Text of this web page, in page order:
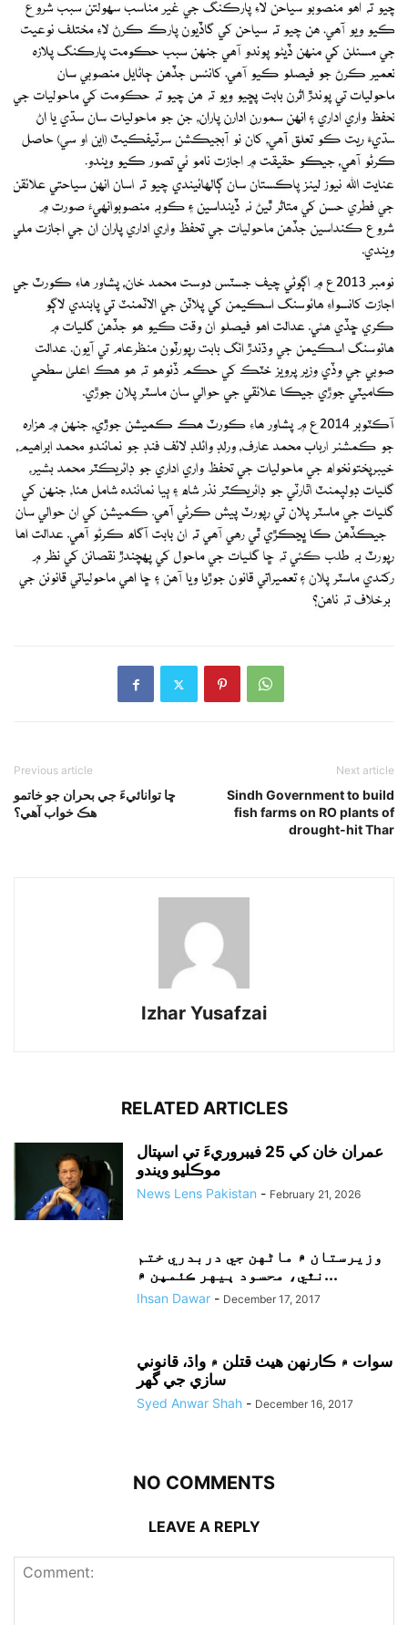
Previous article
ڇا توانائيءَ جي بحران جو خاتمو
هڪ خواب آهي؟
Next article
Sindh Government to build
fish farms on RO plants of
drought-hit Thar
Izhar Yusafzai
RELATED ARTICLES
عمران خان کي 25 فيبروريءَ تي اسپتال
موڪليو ويندو
News Lens Pakistan - February 21, 2026
وزيرستان ۾ ماڻهن جي دربدري ختم
نٿي، محسود ٻيهر ڪئمپن ۾...
Ihsan Dawar - December 17, 2017
سوات ۾ ڪارنهن هيٺ قتلن ۾ واڌ، قانوني
سازي جي گهر
Syed Anwar Shah - December 16, 2017
NO COMMENTS
LEAVE A REPLY